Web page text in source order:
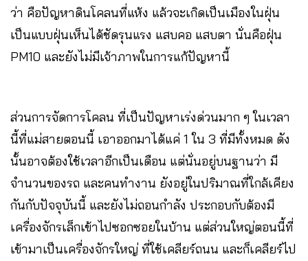
ว่า คือปัญหาดินโคลนที่แห้ง แล้วจะเกิดเป็นเมืองในฝุ่น
เป็นแบบฝุ่นเห็นได้ชัดรุนแรง แสบคอ แสบตา นั่นคือฝุ่น
PM10 และยังไม่มีเจ้าภาพในการแก้ปัญหานี้
ส่วนการจัดการโคลน ที่เป็นปัญหาเร่งด่วนมาก ๆ ในเวลา
นี้ที่แม่สายตอนนี้ เอาออกมาได้แค่ 1 ใน 3 ที่มีทั้งหมด ดัง
นั้นอาจต้องใช้เวลาอีกเป็นเดือน แต่นั่นอยู่บนฐานว่า มี
จำนวนของรถ และคนทำงาน ยังอยู่ในปริมาณที่ใกล้เคียง
กันกับปัจจุบันนี้ และยังไม่ถอนกำลัง ประกอบกับต้องมี
เครื่องจักรเล็กเข้าไปซอกซอยในบ้าน แต่ส่วนใหญ่ตอนนี้ที่
เข้ามาเป็นเครื่องจักรใหญ่ ที่ใช้เคลียร์ถนน และก็เคลียร์ไป